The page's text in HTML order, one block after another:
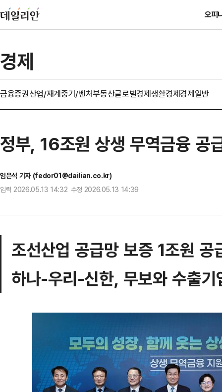
오피
경제
금융증권산업/재계중기/벤처부동산글로벌경제생활경제경제일반
정부, 16조원 상생 무역금융
임은석 기자 (fedor01@dailian.co.kr)
입력 2026.05.13 14:32 수정 2026.05.13 14:39
조선산업 공급망 보증 1조원 공
하나-우리-신한, 무보와 수출